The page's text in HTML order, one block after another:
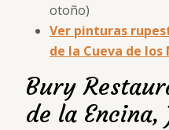
otoño)
Ver pinturas
de la Cueva de los
Bury
de la Encina,